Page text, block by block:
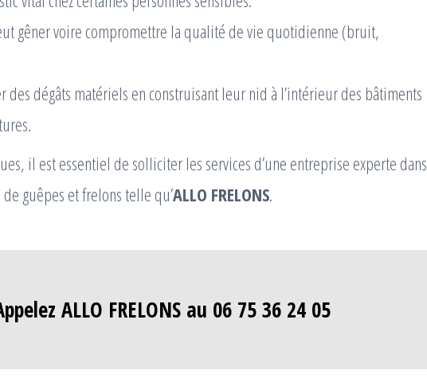
gêner voire compromettre la qualité de vie quotidienne (bruit,
des dégâts matériels en construisant leur nid à l’intérieur des bâtiments
il est essentiel de solliciter les services d’une entreprise experte dans
guêpes et frelons telle qu’ALLO FRELONS.
ALLO FRELONS au 06 75 36 24 05